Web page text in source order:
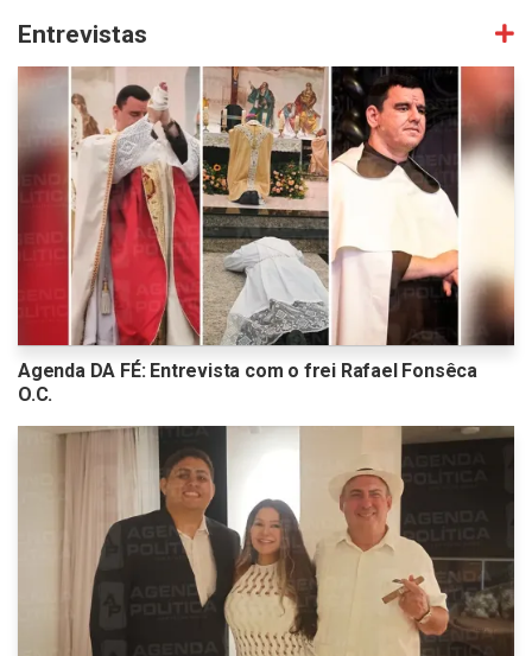
Entrevistas
Agenda DA FÉ: Entrevista com o frei Rafael Fonsêca
O.C.